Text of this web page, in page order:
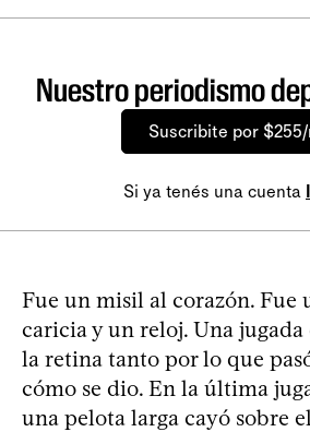
Nuestro periodismo
Suscribite por
Si ya tenés una cuenta
Fue un misil al corazón. Fue
caricia y un reloj. Una
la retina tanto por lo que
cómo se dio. En la última
una pelota larga cayó sobre